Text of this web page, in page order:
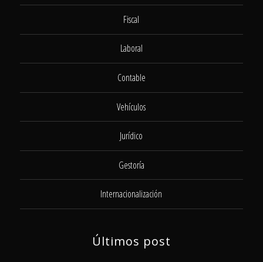
Fiscal
Laboral
Contable
Vehículos
Jurídico
Gestoría
Internacionalización
Últimos post